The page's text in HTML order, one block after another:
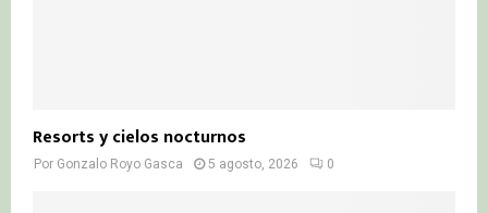
Resorts y cielos nocturnos
Por Gonzalo Royo Gasca 5 agosto, 2026 0